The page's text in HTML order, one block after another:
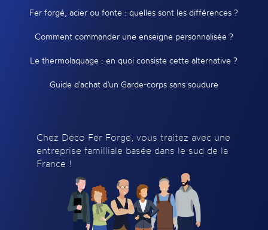
Fer forgé, acier ou fonte : quelles sont les différences ?
Comment commander une enseigne personnalisée ?
Le thermolaquage : en quoi consiste cette alternative ?
Guide d'achat d'un Garde-corps sans soudure
Chez Déco Fer Forge, vous traitez avec une
entreprise familliale basée dans le sud de la
France !